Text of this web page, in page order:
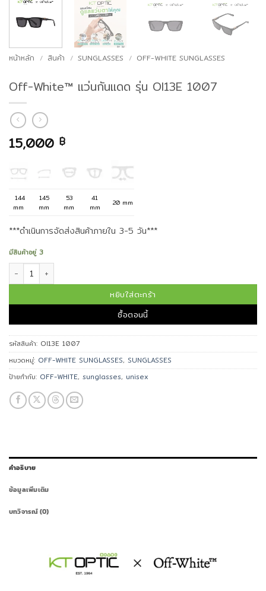
หน้าหลัก / สินค้า / SUNGLASSES / OFF-WHITE SUNGLASSES
Off-White™ แว่นกันแดด รุ่น OI13E 1007
15,000 ฿
144
mm
145
mm
53
mm
41
mm
20 mm
***ดำเนินการจัดส่งสินค้าภายใน 3-5 วัน***
มีสินค้าอยู่ 3
จำนวน Off-White™ แว่นกันแดด รุ่น OI13E 1007 ชิ้น
หยิบใส่ตะกร้า
ซื้อตอนนี้
รหัสสินค้า: OI13E 1007
หมวดหมู่: OFF-WHITE SUNGLASSES, SUNGLASSES
ป้ายกำกับ: OFF-WHITE, sunglasses, unisex
คำอธิบาย
ข้อมูลเพิ่มเติม
บทวิจารณ์ (0)